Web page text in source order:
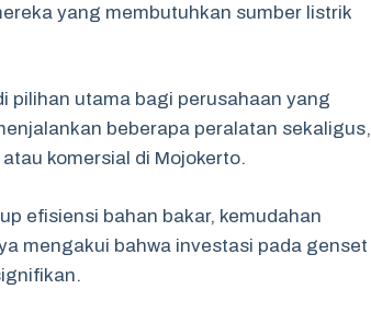
yang membutuhkan sumber listrik
pilihan utama bagi perusahaan yang
beberapa peralatan sekaligus,
komersial di Mojokerto.
efisiensi bahan bakar, kemudahan
mengakui bahwa investasi pada genset